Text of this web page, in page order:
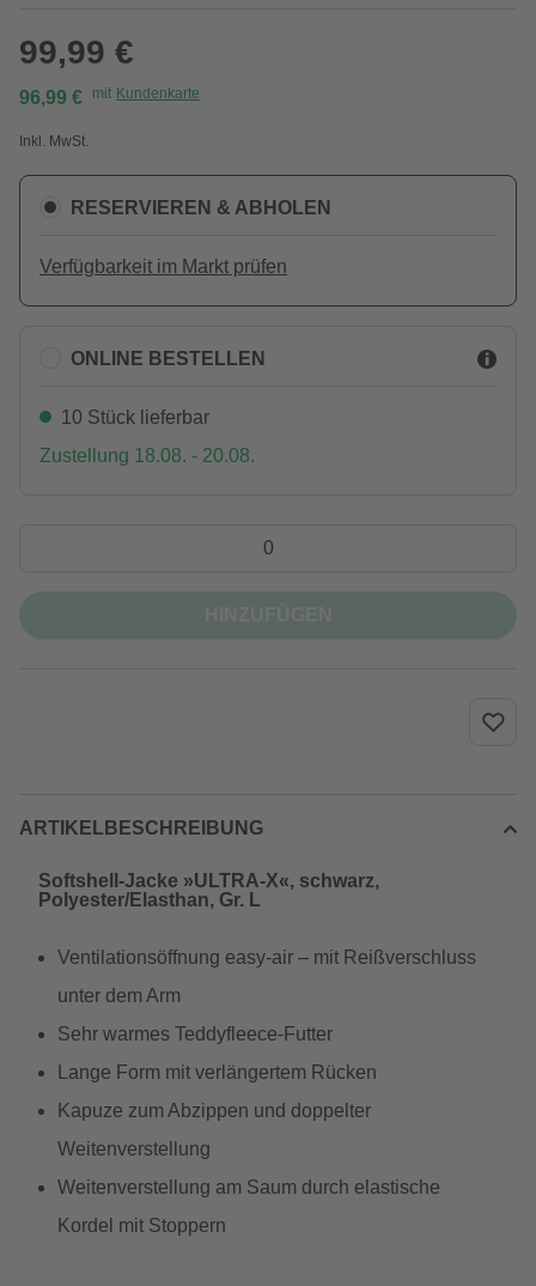
99,99 €
96,99 € mit Kundenkarte
Inkl. MwSt.
RESERVIEREN & ABHOLEN
Verfügbarkeit im Markt prüfen
ONLINE BESTELLEN
10 Stück lieferbar
Zustellung 18.08. - 20.08.
ARTIKELBESCHREIBUNG
Softshell-Jacke »ULTRA-X«, schwarz,
Polyester/Elasthan, Gr. L
Ventilationsöffnung easy-air – mit Reißverschluss
unter dem Arm
Sehr warmes Teddyfleece-Futter
Lange Form mit verlängertem Rücken
Kapuze zum Abzippen und doppelter
Weitenverstellung
Weitenverstellung am Saum durch elastische
Kordel mit Stoppern